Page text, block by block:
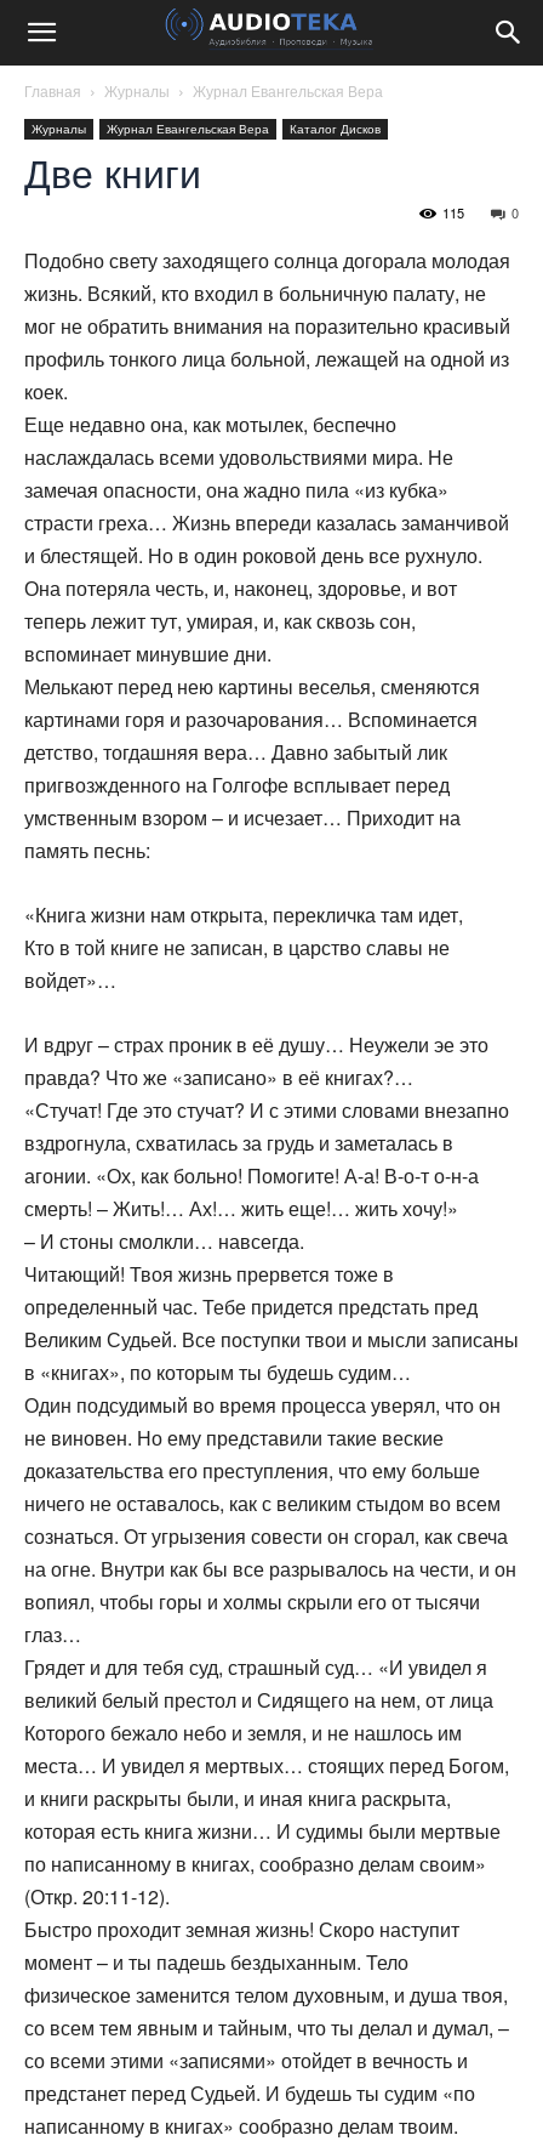
Главная Журналы Журнал Евангельская Вера
Журналы Журнал Евангельская Вера Каталог Дисков
Две книги
0
115
Подобно свету заходящего солнца догорала молодая
жизнь. Всякий, кто входил в больничную палату, не
мог не обратить внимания на поразительно красивый
профиль тонкого лица больной, лежащей на одной из
коек.
Еще недавно она, как мотылек, беспечно
наслаждалась всеми удовольствиями мира. Не
замечая опасности, она жадно пила «из кубка»
страсти греха… Жизнь впереди казалась заманчивой
и блестящей. Но в один роковой день все рухнуло.
Она потеряла честь, и, наконец, здоровье, и вот
теперь лежит тут, умирая, и, как сквозь сон,
вспоминает минувшие дни.
Мелькают перед нею картины веселья, сменяются
картинами горя и разочарования… Вспоминается
детство, тогдашняя вера… Давно забытый лик
пригвозжденного на Голгофе всплывает перед
умственным взором – и исчезает… Приходит на
память песнь:
«Книга жизни нам открыта, перекличка там идет,
Кто в той книге не записан, в царство славы не
войдет»…
И вдруг – страх проник в её душу… Неужели эе это
правда? Что же «записано» в её книгах?…
«Стучат! Где это стучат? И с этими словами внезапно
вздрогнула, схватилась за грудь и заметалась в
агонии. «Ох, как больно! Помогите! А-а! В-о-т о-н-а
смерть! – Жить!… Ах!… жить еще!… жить хочу!»
– И стоны смолкли… навсегда.
Читающий! Твоя жизнь прервется тоже в
определенный час. Тебе придется предстать пред
Великим Судьей. Все поступки твои и мысли записаны
в «книгах», по которым ты будешь судим…
Один подсудимый во время процесса уверял, что он
не виновен. Но ему представили такие веские
доказательства его преступления, что ему больше
ничего не оставалось, как с великим стыдом во всем
сознаться. От угрызения совести он сгорал, как свеча
на огне. Внутри как бы все разрывалось на чести, и он
вопиял, чтобы горы и холмы скрыли его от тысячи
глаз…
Грядет и для тебя суд, страшный суд… «И увидел я
великий белый престол и Сидящего на нем, от лица
Которого бежало небо и земля, и не нашлось им
места… И увидел я мертвых… стоящих перед Богом,
и книги раскрыты были, и иная книга раскрыта,
которая есть книга жизни… И судимы были мертвые
по написанному в книгах, сообразно делам своим»
(Откр. 20:11-12).
Быстро проходит земная жизнь! Скоро наступит
момент – и ты падешь бездыханным. Тело
физическое заменится телом духовным, и душа твоя,
со всем тем явным и тайным, что ты делал и думал, –
со всеми этими «записями» отойдет в вечность и
предстанет перед Судьей. И будешь ты судим «по
написанному в книгах» сообразно делам твоим.